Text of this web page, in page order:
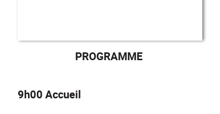
PROGRAMME
9h00 Accueil